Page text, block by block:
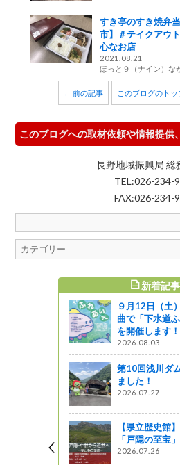
すき亭のすき焼弁
市】＃テイクアウ
心なお店
2021.08.21
ほっと９（ナイン）な
← 前の記事 このブログのトッ
このブログへの取材依頼や情報提供
長野地域振興局 総
TEL:026-234-
FAX:026-234-
新着記事
９月12日（土
曲で「下水道
を開催します！
2026.08.03
第10回浅川ダ
ました！
2026.07.27
【県立歴史館
「戸隠の至宝
2026.07.26